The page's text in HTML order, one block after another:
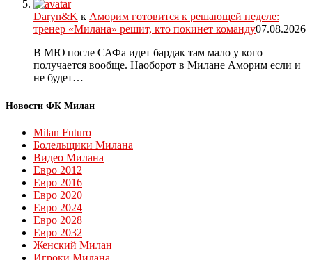
Daryn&K к Аморим готовится к решающей неделе:
тренер «Милана» решит, кто покинет команду07.08.2026
В МЮ после САФа идет бардак там мало у кого
получается вообще. Наоборот в Милане Аморим если и
не будет…
Новости ФК Милан
Milan Futuro
Болельщики Милана
Видео Милана
Евро 2012
Евро 2016
Евро 2020
Евро 2024
Евро 2028
Евро 2032
Женский Милан
Игроки Милана